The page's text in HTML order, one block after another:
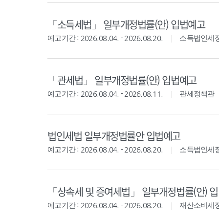
「소득세법」 일부개정법률(안) 입법예고
예고기간 : 2026.08.04. - 2026.08.20. 소득법인세
「관세법」 일부개정법률(안) 입법예고
예고기간 : 2026.08.04. - 2026.08.11. 관세정책관
법인세법 일부개정법률안 입법예고
예고기간 : 2026.08.04. - 2026.08.20. 소득법인세
「상속세 및 증여세법」 일부개정법률(안)
예고기간 : 2026.08.04. - 2026.08.20. 재산소비세